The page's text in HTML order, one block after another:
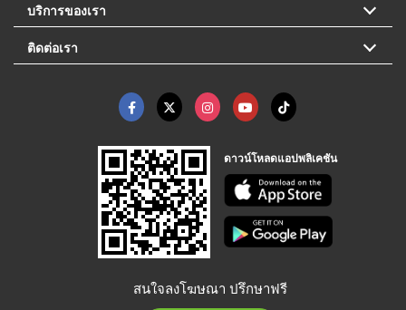
บริการของเรา
ติดต่อเรา
ดาวน์โหลดแอปพลิเคชัน
สนใจลงโฆษณา ปรึกษาฟรี